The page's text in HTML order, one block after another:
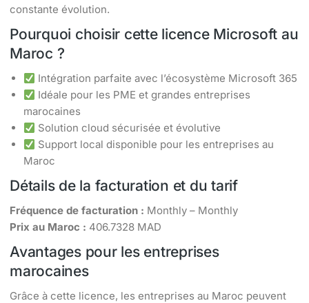
constante évolution.
Pourquoi choisir cette licence Microsoft au
Maroc ?
Intégration parfaite avec l’écosystème Microsoft 365
Idéale pour les PME et grandes entreprises
marocaines
Solution cloud sécurisée et évolutive
Support local disponible pour les entreprises au
Maroc
Détails de la facturation et du tarif
Fréquence de facturation : Monthly – Monthly
Prix au Maroc : 406.7328 MAD
Avantages pour les entreprises
marocaines
Grâce à cette licence, les entreprises au Maroc peuvent